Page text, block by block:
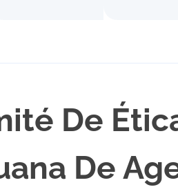
De
De